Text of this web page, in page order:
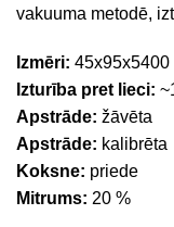
vakuuma metodē,
Izmēri: 45x95x5400
Izturība pret lieci:
Apstrāde: žāvēta
Apstrāde: kalibrēta
Koksne: priede
Mitrums: 20 %